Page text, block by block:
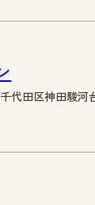
代田区神田駿